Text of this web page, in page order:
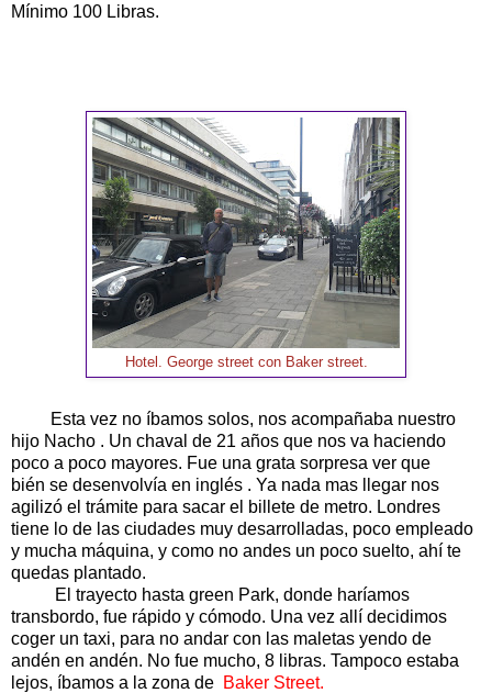
Mínimo 100 Libras.
Hotel. George street con Baker street.
Esta vez no íbamos solos, nos acompañaba nuestro
hijo Nacho . Un chaval de 21 años que nos va haciendo
poco a poco mayores. Fue una grata sorpresa ver que
bién se desenvolvía en inglés . Ya nada mas llegar nos
agilizó el trámite para sacar el billete de metro. Londres
tiene lo de las ciudades muy desarrolladas, poco empleado
y mucha máquina, y como no andes un poco suelto, ahí te
quedas plantado.
El trayecto hasta green Park, donde haríamos
transbordo, fue rápido y cómodo. Una vez allí decidimos
coger un taxi, para no andar con las maletas yendo de
andén en andén. No fue mucho, 8 libras. Tampoco estaba
lejos, íbamos a la zona de Baker Street.